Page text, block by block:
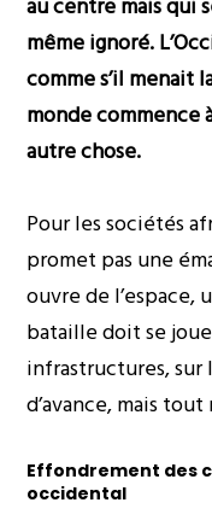
même ignoré.
comme s’il menait
monde commence
autre chose.
Pour les sociétés
promet pas une
ouvre de l’espace,
bataille doit se
infrastructures, sur
d’avance, mais
Effondrement des
occidental